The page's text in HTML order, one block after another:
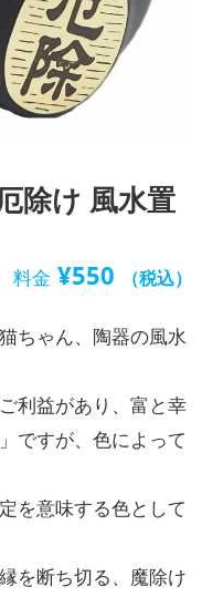
除け 風水置
料金 ¥550 （税込）
ちゃん、陶器の風水
利益があり、富と幸
ですが、色によって
を意味する色として
を断ち切る、魔除け